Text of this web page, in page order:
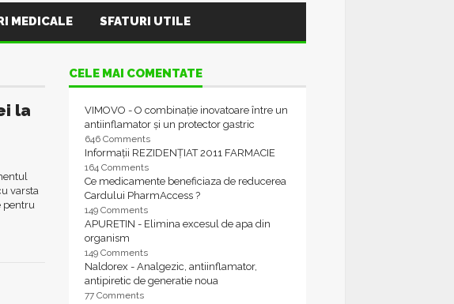
MEDICALE SFATURI UTILE
la
varsta
pentru
CELE MAI COMENTATE
VIMOVO - O combinație inovatoare între un
antiinflamator și un protector gastric
646 Comments
Informații REZIDENȚIAT 2011 FARMACIE
164 Comments
Ce medicamente beneficiaza de reducerea
Cardului PharmAccess ?
149 Comments
APURETIN - Elimina excesul de apa din
organism
149 Comments
Naldorex - Analgezic, antiinflamator,
antipiretic de generatie noua
77 Comments